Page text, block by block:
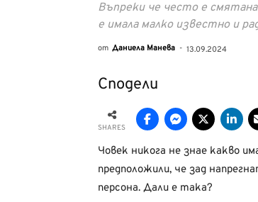
Въпреки че често е
е имала малко известно и
от Даниела Манева - 13.09.2024
Сподели
SHARES
Човек никога не знае какво
предположили, че зад
персона. Дали е така?